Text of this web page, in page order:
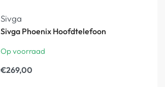
Sivga
Sivga Phoenix Hoofdtelefoon
Op voorraad
€269,00